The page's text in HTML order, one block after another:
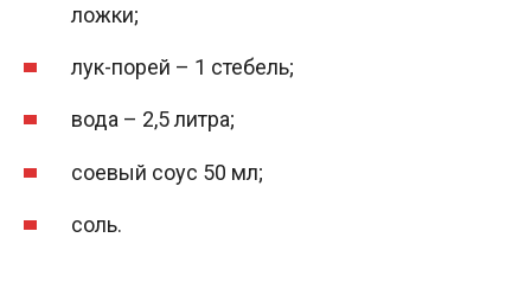
ложки;
лук-порей – 1 стебель;
вода – 2,5 литра;
соевый соус 50 мл;
соль.